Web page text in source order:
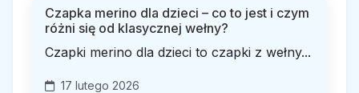
Czapka merino dla dzieci – co to jest i czym
różni się od klasycznej wełny?
Czapki merino dla dzieci to czapki z wełny...
17 lutego 2026